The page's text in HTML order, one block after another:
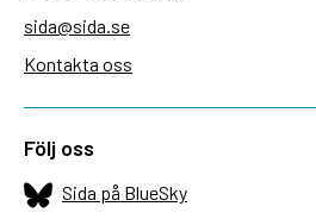
sida@sida.se
Kontakta oss
Följ oss
Sida på BlueSky